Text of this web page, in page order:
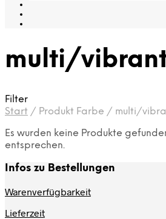
multi/
Filter
Start / Produkt Farbe / multi/
Es wurden keine Produkte
entsprechen.
Infos zu Bestellungen
Warenverfügbarkeit
Lieferzeit